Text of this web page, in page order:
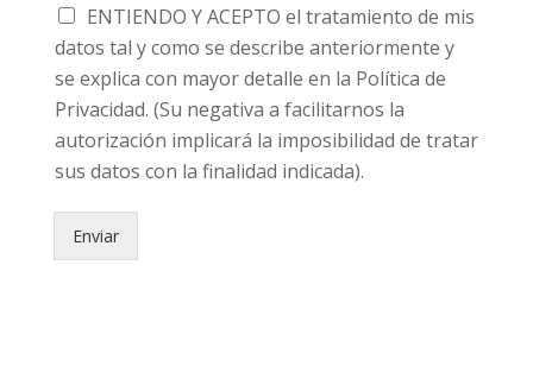
ENTIENDO Y ACEPTO el tratamiento de mis
datos tal y como se describe anteriormente y
se explica con mayor detalle en la Política de
Privacidad. (Su negativa a facilitarnos la
autorización implicará la imposibilidad de tratar
sus datos con la finalidad indicada).
Enviar